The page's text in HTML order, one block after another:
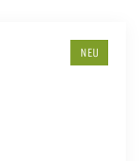
NEU